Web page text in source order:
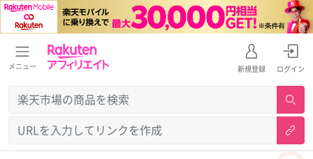
メニュー 新規登録 ログイン